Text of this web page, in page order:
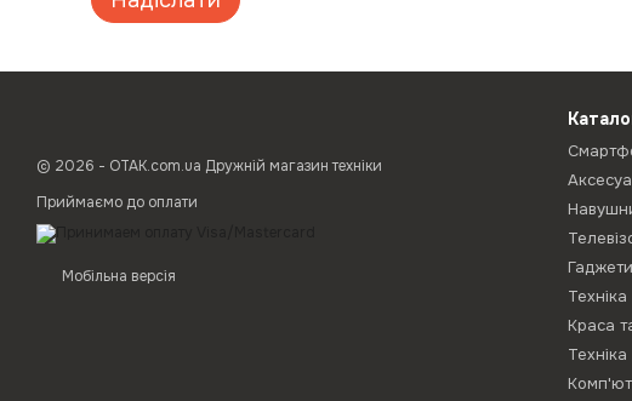
© 2026 - ОТАК.com.ua Дружній магазин техніки
Приймаємо до оплати
Мобільна версія
Краса
Техніка